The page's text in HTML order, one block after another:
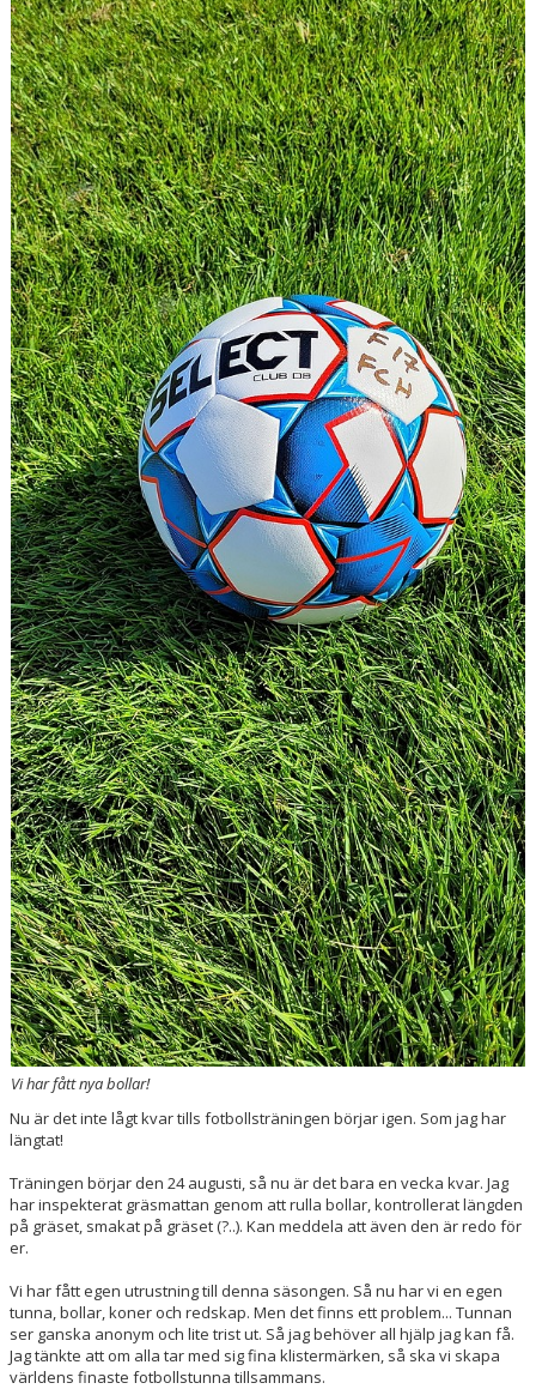
Vi har fått nya bollar!
Nu är det inte lågt kvar tills fotbollsträningen börjar igen. Som jag har
längtat!
Träningen börjar den 24 augusti, så nu är det bara en vecka kvar. Jag
har inspekterat gräsmattan genom att rulla bollar, kontrollerat längden
på gräset, smakat på gräset (?..). Kan meddela att även den är redo för
er.
Vi har fått egen utrustning till denna säsongen. Så nu har vi en egen
tunna, bollar, koner och redskap. Men det finns ett problem... Tunnan
ser ganska anonym och lite trist ut. Så jag behöver all hjälp jag kan få.
Jag tänkte att om alla tar med sig fina klistermärken, så ska vi skapa
världens finaste fotbollstunna tillsammans.